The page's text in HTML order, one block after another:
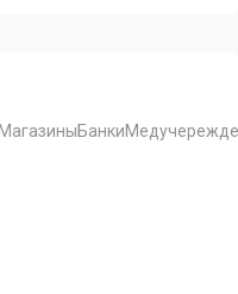
МагазиныБанки